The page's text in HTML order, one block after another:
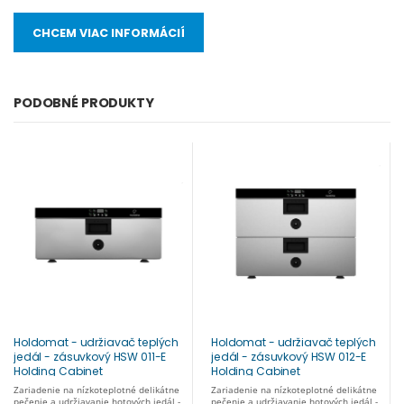
CHCEM VIAC INFORMÁCIÍ
PODOBNÉ PRODUKTY
Holdomat - udržiavač teplých
jedál - zásuvkový HSW 011-E
Holding Cabinet
Zariadenie na nízkoteplotné delikátne
pečenie a udržiavanie hotových jedál -
Holdomat - udržiavač teplých
jedál - zásuvkový HSW 012-E
Holding Cabinet
Zariadenie na nízkoteplotné delikátne
pečenie a udržiavanie hotových jedál -